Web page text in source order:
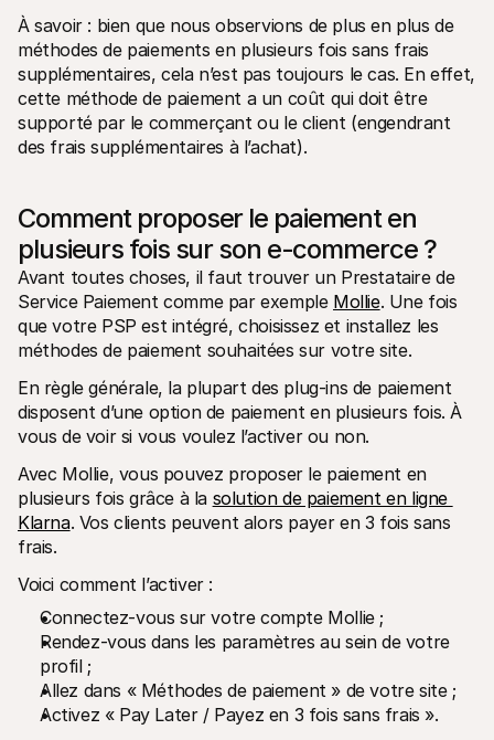
À savoir : bien que nous observions de plus en plus de
méthodes de paiements en plusieurs fois sans frais
supplémentaires, cela n’est pas toujours le cas. En effet,
cette méthode de paiement a un coût qui doit être
supporté par le commerçant ou le client (engendrant
des frais supplémentaires à l’achat).
Comment proposer le paiement en
plusieurs fois sur son e-commerce ?
Avant toutes choses, il faut trouver un Prestataire de
Service Paiement comme par exemple Mollie. Une fois
que votre PSP est intégré, choisissez et installez les
méthodes de paiement souhaitées sur votre site.
En règle générale, la plupart des plug-ins de paiement
disposent d’une option de paiement en plusieurs fois. À
vous de voir si vous voulez l’activer ou non.
Avec Mollie, vous pouvez proposer le paiement en
plusieurs fois grâce à la solution de paiement en ligne
Klarna. Vos clients peuvent alors payer en 3 fois sans
frais.
Voici comment l’activer :
Connectez-vous sur votre compte Mollie ;
Rendez-vous dans les paramètres au sein de votre
profil ;
Allez dans « Méthodes de paiement » de votre site ;
Activez « Pay Later / Payez en 3 fois sans frais ».